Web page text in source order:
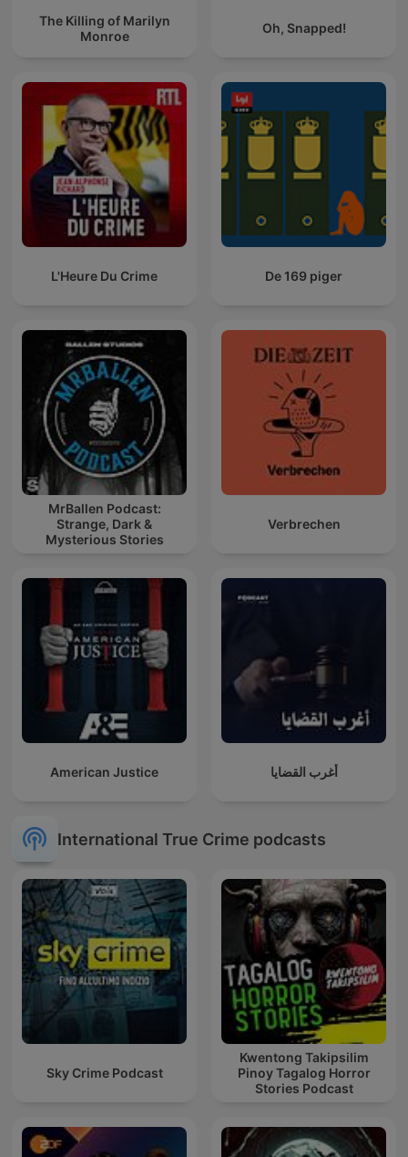
The Killing of Marilyn
Monroe
Oh, Snapped!
L'Heure Du Crime De 169 piger
MrBallen Podcast:
Strange, Dark &
Mysterious Stories
Verbrechen
American Justice أغرب القضايا
International True Crime podcasts
Sky Crime Podcast
Kwentong Takipsilim
Pinoy Tagalog Horror
Stories Podcast